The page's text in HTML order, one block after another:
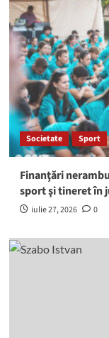
Societate Sport
Finanţări
sport şi tineret în
iulie 27, 2026 0